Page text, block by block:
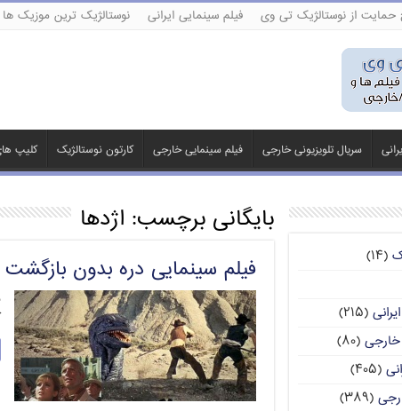
از نوستالژیک تی وی فیلم سینمایی ایرانی نوستالژیک ترین موزیک ها
سریال تلویزیونی خارجی فیلم سینمایی خارجی کارتون نوستالژیک کلیپ
بایگانی برچسب: اژدها
فیلم سینمایی دره بدون
(۱۴)
(۲۱۵)
خارجی (۸۰)
(۴۰۵)
(۳۸۹)